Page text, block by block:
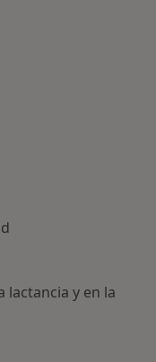
lactancia y en la